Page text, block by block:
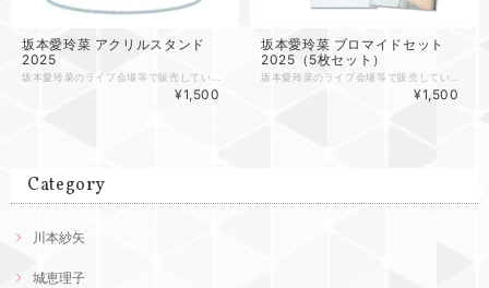
坂本愛玲菜 アクリルスタンド
2025
坂本愛玲菜のライブ会場等で販売していたアクリルスタンドです。 【送料】 １回のご注文につき450円（全国） ※配送業者の選択はできません。また営業所留め、郵便局留めの指定もできません。ご了承ください。 ※他の商品と同梱の場合は、送料が変わる場合があります。 ●画像はイメージです。 ●色合いなど画面の印象とは若干異なることがあります。 ●製作上わずかにデザインサイズなどが変更になる場合があります。
¥1,500
坂本愛玲菜 ブロマイドセット
2025（5枚セット）
坂本愛玲菜のライブ会場等で販売していたブロマイド5枚セット（L版）です。 【送料】 １回のご注文につき450円（全国） ※配送業者の選択はできません。また営業所留め、郵便局留めの指定もできません。ご了承ください。 ※他の商品と同梱の場合は、送料が変わる場合があります。 ●画像はイメージです。 ●色合いなど画面の印象とは若干異なることがあります。 ●製作上わずかにデザインサイズなどが変更になる場合があります。
¥1,500
Category
川本紗矢
城恵理子